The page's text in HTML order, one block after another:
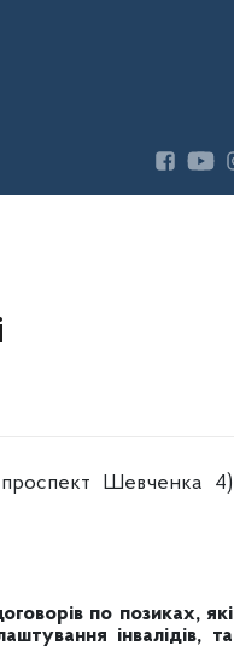
проспект Шевченка 4)
по позиках, які
інвалідів, та